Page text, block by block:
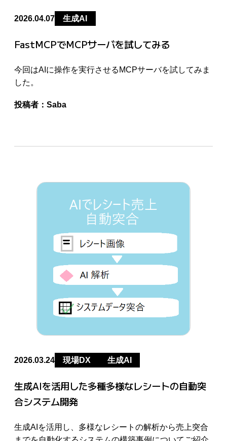
2026.04.07 生成AI
FastMCPでMCPサーバを試してみる
今回はAIに操作を実行させるMCPサーバを試してみま
した。
投稿者： Saba
2026.03.24 現場DX 生成AI
生成AIを活用した多種多様なレシートの自動突
合システム開発
生成AIを活用し、多様なレシートの解析から売上突合